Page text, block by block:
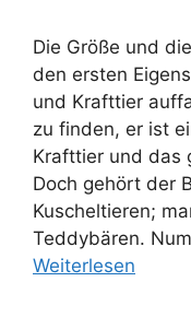
Die Größe und
den ersten
und Krafttier
zu finden, er ist
Krafttier und das
Doch gehört der
Kuscheltieren;
Teddybären.
Weiterlesen